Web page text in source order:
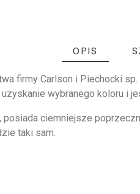
OPIS
firmy Carlson i Piechocki
wybranego koloru i
posiada ciemniejsze
taki sam.